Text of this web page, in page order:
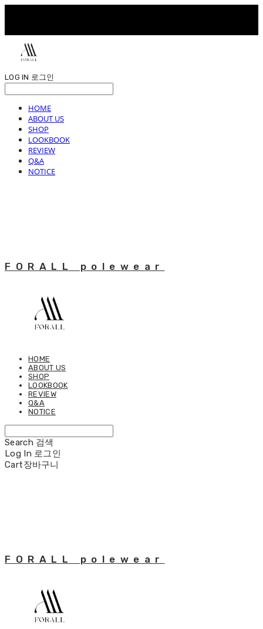
LOG IN 로그인
HOME
ABOUT US
SHOP
LOOKBOOK
REVIEW
Q&A
NOTICE
FORALL polewear
HOME
ABOUT US
SHOP
LOOKBOOK
REVIEW
Q&A
NOTICE
Search 검색
Log In 로그인
Cart장바구니
FORALL polewear